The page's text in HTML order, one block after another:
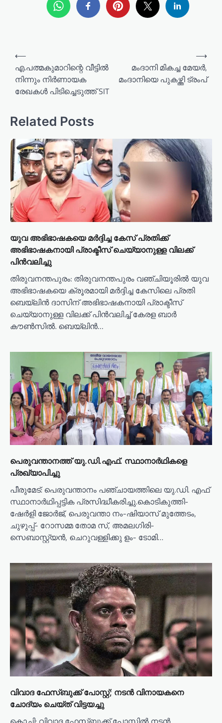
n
a
v
i
g
a
t
i
o
n
⟵
എ.പത്മകുമാറിന്റെ വീട്ടിൽ
നിന്നും നിർണായക
രേഖകൾ പിടിച്ചെടുത്ത് SIT
മംദാനി മികച്ച മേയര്‍,
മംദാനിയെ പുകഴ്ത്തി ട്രംപ്
⟶
Related Posts
യുവ അഭിഭാഷകയെ മർദ്ദിച്ച കേസ് പ്രതിക്ക്‌
അഭിഭാഷകനായി പ്രാക്ടീസ് ചെയ്യാനുള്ള വിലക്ക്
പിൻവലിച്ചു
തിരുവനന്തപുരം: തിരുവനന്തപുരം വഞ്ചിയൂരില്‍ യുവ
അഭിഭാഷകയെ ക്രൂരമായി മർദ്ദിച്ച കേസിലെ പ്രതി
ബെയ്ലിന്‍ ദാസിന് അഭിഭാഷകനായി പ്രാക്ടീസ്
ചെയ്യാനുള്ള വിലക്ക് പിന്‍വലിച്ച് കേരള ബാര്‍
കൗണ്‍സില്‍. ബെയ്ലിന്‍…
പെരുവന്താനത്ത് യു.ഡി.എഫ്. സ്ഥാനാർഥികളെ
പ്രഖ്യാപിച്ചു
പീരുമേട്: പെരുവന്താനം പഞ്ചായത്തിലെ യു.ഡി. എഫ്
സ്ഥാനാർഥിപ്പട്ടിക പ്രസിദ്ധീകരിച്ചു.കൊടികുത്തി-
ഷേർളി ജോർജ്, പെരുവന്താ നം-ഷിയാസ് മുത്തേടം,
ചുഴുപ്പ്- റോസമ്മ തോമ സ്, അമലഗിരി-
സെബാസ്റ്റ‌്യൻ, ചെറുവള്ളിക്കു ളം- ടോമി…
വിവാദ ഫേസ്ബുക്ക് പോസ്റ്റ്; നടൻ വിനായകനെ
ചോദ്യം ചെയ്ത് വിട്ടയച്ചു